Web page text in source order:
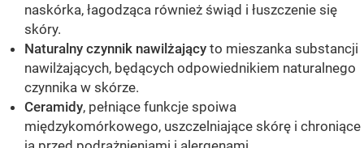
naskórka, łagodząca również świąd i łuszczenie się
skóry.
Naturalny czynnik nawilżający to mieszanka substancji
nawilżających, będących odpowiednikiem naturalnego
czynnika w skórze.
Ceramidy, pełniące funkcje spoiwa
międzykomórkowego, uszczelniające skórę i chroniące